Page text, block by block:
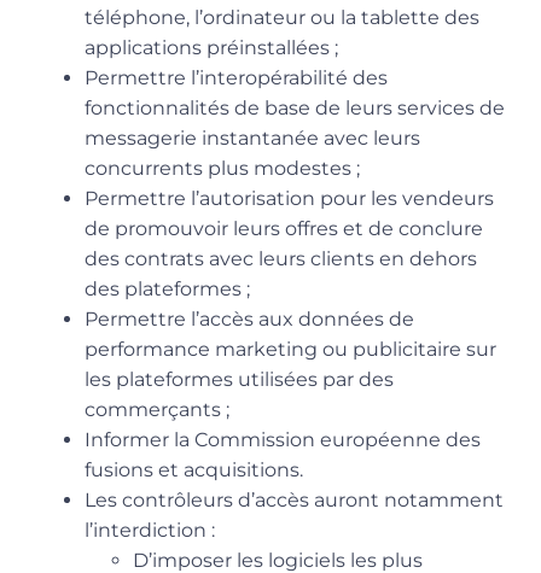
téléphone, l’ordinateur ou la tablette des
applications préinstallées ;
Permettre l’interopérabilité des
fonctionnalités de base de leurs services de
messagerie instantanée avec leurs
concurrents plus modestes ;
Permettre l’autorisation pour les vendeurs
de promouvoir leurs offres et de conclure
des contrats avec leurs clients en dehors
des plateformes ;
Permettre l’accès aux données de
performance marketing ou publicitaire sur
les plateformes utilisées par des
commerçants ;
Informer la Commission européenne des
fusions et acquisitions.
Les contrôleurs d’accès auront notamment
l’interdiction :
D’imposer les logiciels les plus